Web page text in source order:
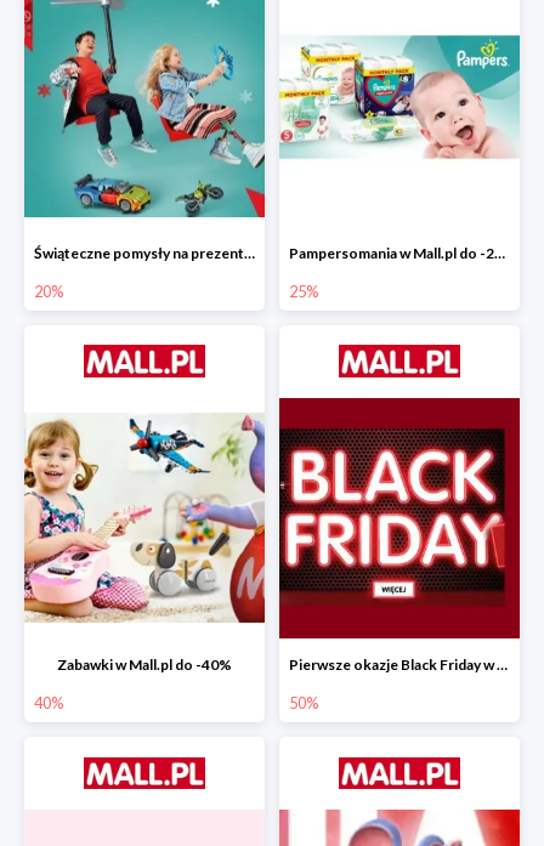
Świąteczne pomysły na prezenty od LEGO w Mall.pl do -20%
20%
Pampersomania w Mall.pl do -25%
25%
Zabawki w Mall.pl do -40%
40%
Pierwsze okazje Black Friday w Mall.pl do -50%
50%